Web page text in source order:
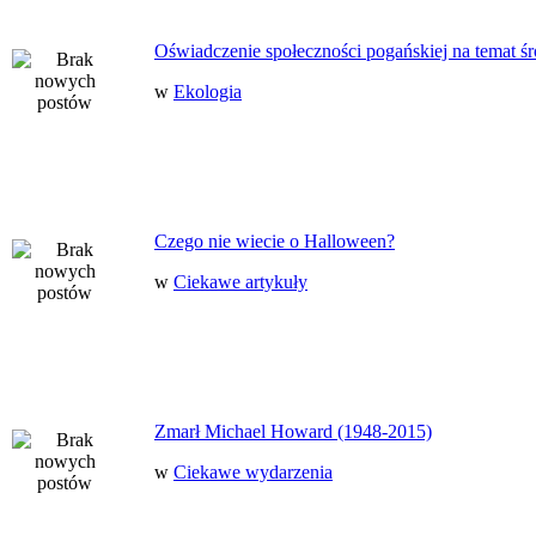
Oświadczenie społeczności pogańskiej na temat
w Ekologia
Czego nie wiecie o Halloween?
w Ciekawe artykuły
Zmarł Michael Howard (1948-2015)
w Ciekawe wydarzenia